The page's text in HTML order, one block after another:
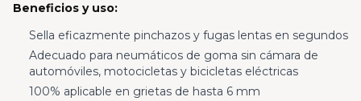
Beneficios y uso:
Sella eficazmente pinchazos y fugas lentas en segundos
Adecuado para neumáticos de goma sin cámara de
automóviles, motocicletas y bicicletas eléctricas
100% aplicable en grietas de hasta 6 mm